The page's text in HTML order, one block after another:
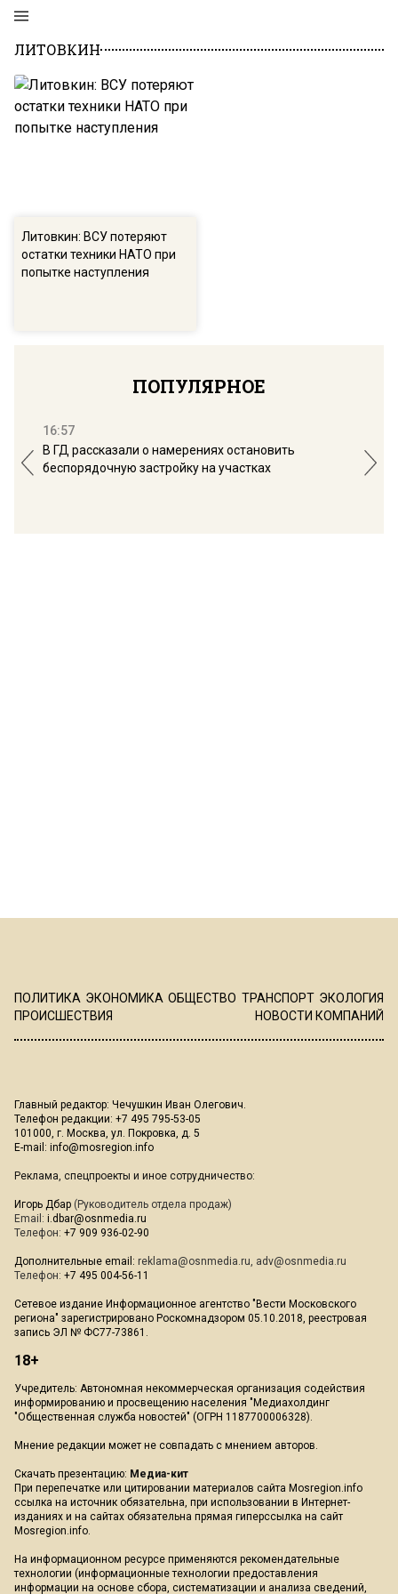
ЛИТОВКИН
Литовкин: ВСУ потеряют
остатки техники НАТО при
попытке наступления
ПОПУЛЯРНОЕ
16:57
В ГД рассказали о намерениях остановить
беспорядочную застройку на участках
ПОЛИТИКА ЭКОНОМИКА ОБЩЕСТВО ТРАНСПОРТ ЭКОЛОГИЯ
ПРОИСШЕСТВИЯ
НОВОСТИ КОМПАНИЙ
Главный редактор: Чечушкин Иван Олегович.
Телефон редакции: +7 495 795-53-05
101000, г. Москва, ул. Покровка, д. 5
E-mail: info@mosregion.info
Реклама, спецпроекты и иное сотрудничество:
Игорь Дбар (Руководитель отдела продаж)
Email: i.dbar@osnmedia.ru
Телефон: +7 909 936-02-90
Дополнительные email: reklama@osnmedia.ru, adv@osnmedia.ru
Телефон: +7 495 004-56-11
Сетевое издание Информационное агентство "Вести Московского
региона" зарегистрировано Роскомнадзором 05.10.2018, реестровая
запись ЭЛ № ФС77-73861.
18+
Учредитель: Автономная некоммерческая организация содействия
информированию и просвещению населения "Медиахолдинг
"Общественная служба новостей" (ОГРН 1187700006328).
Мнение редакции может не совпадать с мнением авторов.
Скачать презентацию: Медиа-кит
При перепечатке или цитировании материалов сайта Mosregion.info
ссылка на источник обязательна, при использовании в Интернет-
изданиях и на сайтах обязательна прямая гиперссылка на сайт
Mosregion.info.
На информационном ресурсе применяются рекомендательные
технологии (информационные технологии предоставления
информации на основе сбора, систематизации и анализа сведений,